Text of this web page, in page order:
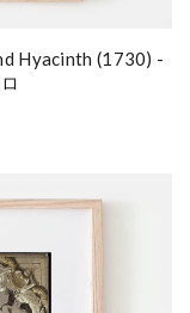
Hyacinth (1730) -